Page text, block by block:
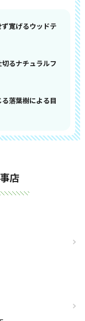
寛げるウッドテ
るナチュラルフ
落葉樹による目
店